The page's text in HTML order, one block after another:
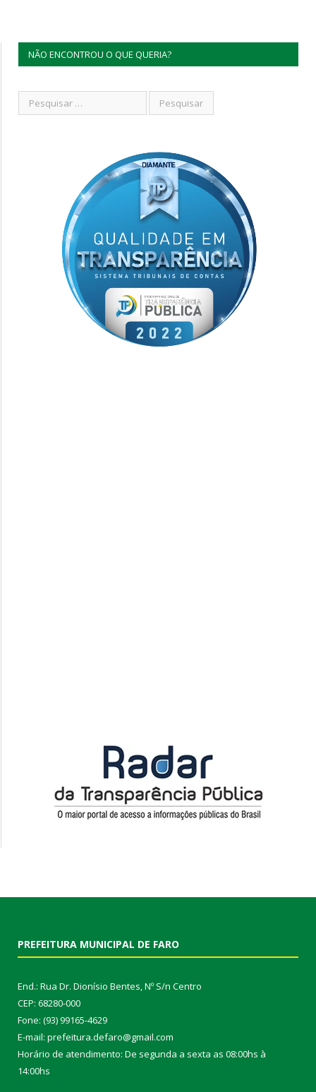
NÃO ENCONTROU O QUE QUERIA?
PREFEITURA MUNICIPAL DE FARO
End.: Rua Dr. Dionísio Bentes, Nº S/n Centro
CEP: 68280-000
Fone: (93) 99165-4629
E-mail: prefeitura.defaro@gmail.com
Horário de atendimento: De segunda a sexta as 08:00hs à
14:00hs